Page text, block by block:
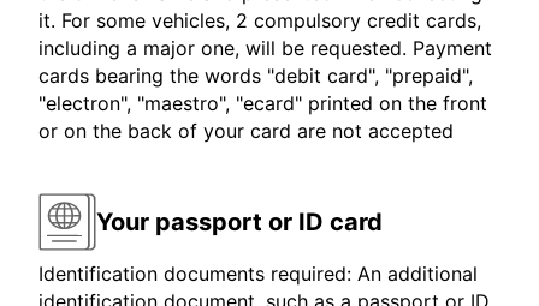
it. For some vehicles, 2 compulsory credit cards,
including a major one, will be requested. Payment
cards bearing the words "debit card", "prepaid",
"electron", "maestro", "ecard" printed on the front
or on the back of your card are not accepted
Your passport or ID card
Identification documents required: An additional